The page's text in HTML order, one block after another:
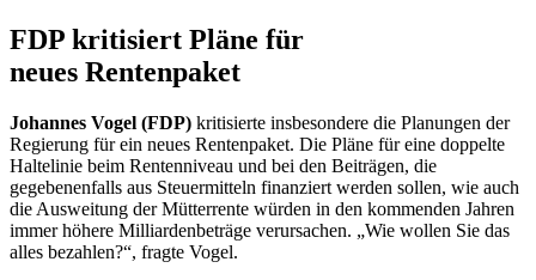
FDP kritisiert Pläne für
neues Rentenpaket
Johannes Vogel (FDP) kritisierte insbesondere die Planungen der
Regierung für ein neues Rentenpaket. Die Pläne für eine doppelte
Haltelinie beim Rentenniveau und bei den Beiträgen, die
gegebenenfalls aus Steuermitteln finanziert werden sollen, wie auch
die Ausweitung der Mütterrente würden in den kommenden Jahren
immer höhere Milliardenbeträge verursachen. „Wie wollen Sie das
alles bezahlen?“, fragte Vogel.